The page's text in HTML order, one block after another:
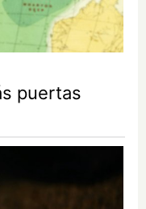
puertas